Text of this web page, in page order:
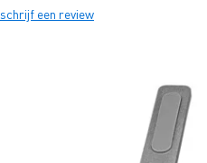
schrijf een review